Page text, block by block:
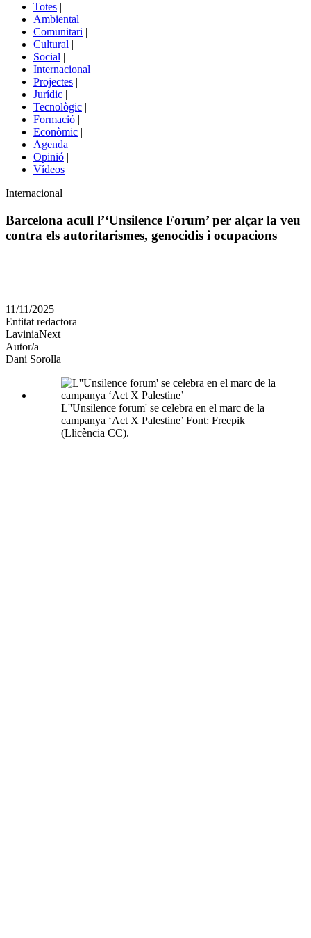
portals
Totes |
Ambiental |
Comunitari |
Cultural |
Social |
Internacional |
Projectes |
Jurídic |
Tecnològic |
Formació |
Econòmic |
Agenda |
Opinió |
Vídeos
Àmbit
la
notícia
Internacional
Barcelona acull l’‘Unsilence Forum’ per alçar la veu
contra els autoritarismes, genocidis i ocupacions
en
altres
xarxes
socials
11/11/2025
Entitat redactora
LaviniaNext
Autor/a
Dani Sorolla
L''Unsilence forum' se celebra en el marc de la
campanya ‘Act X Palestine’ Font: Freepik
(Llicència CC).